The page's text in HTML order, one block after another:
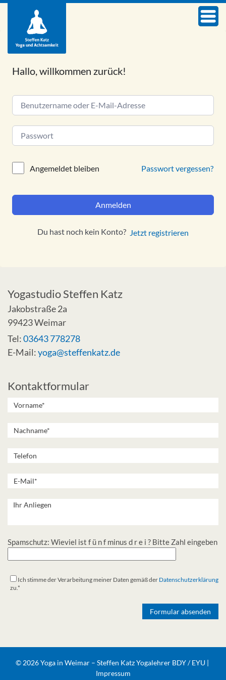
Hallo, willkommen zurück!
Alternative:
Angemeldet bleiben Passwort vergessen?
Anmelden
Du hast noch kein Konto? Jetzt registrieren
Yogastudio Steffen Katz
Jakobstraße 2a
99423 Weimar
Tel:03643 778278
E-Mail:yoga@steffenkatz.de
Kontaktformular
Spamschutz: Wieviel ist f ü n f minus d r e i ? Bitte Zahl eingeben
Ich stimme der Verarbeitung meiner Daten gemäß der Datenschutzerklärung
zu.*
© 2026 Yoga in Weimar – Steffen Katz Yogalehrer BDY / EYU |
Impressum